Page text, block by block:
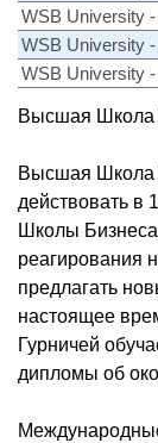
WSB University
WSB University
WSB University
Высшая Школа
Высшая Школа
действовать в
Школы
реагирования
предлагать
настоящее
Гурничей
дипломы об